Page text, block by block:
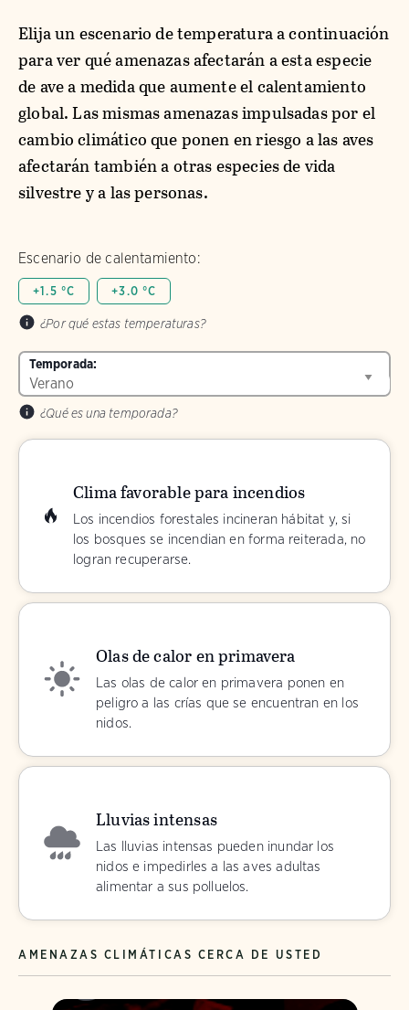
Elija un escenario de temperatura a continuación
para ver qué amenazas afectarán a esta especie
de ave a medida que aumente el calentamiento
global. Las mismas amenazas impulsadas por el
cambio climático que ponen en riesgo a las aves
afectarán también a otras especies de vida
silvestre y a las personas.
Escenario de calentamiento:
+1.5 °C +3.0 °C
¿Por qué estas temperaturas?
Temporada:
¿Qué es una temporada?
Clima favorable para incendios
Los incendios forestales incineran hábitat y, si
los bosques se incendian en forma reiterada, no
logran recuperarse.
Olas de calor en primavera
Las olas de calor en primavera ponen en
peligro a las crías que se encuentran en los
nidos.
Lluvias intensas
Las lluvias intensas pueden inundar los
nidos e impedirles a las aves adultas
alimentar a sus polluelos.
AMENAZAS CLIMÁTICAS CERCA DE USTED